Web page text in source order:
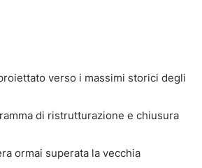
verso i massimi storici degli
di ristrutturazione e chiusura
ormai superata la vecchia